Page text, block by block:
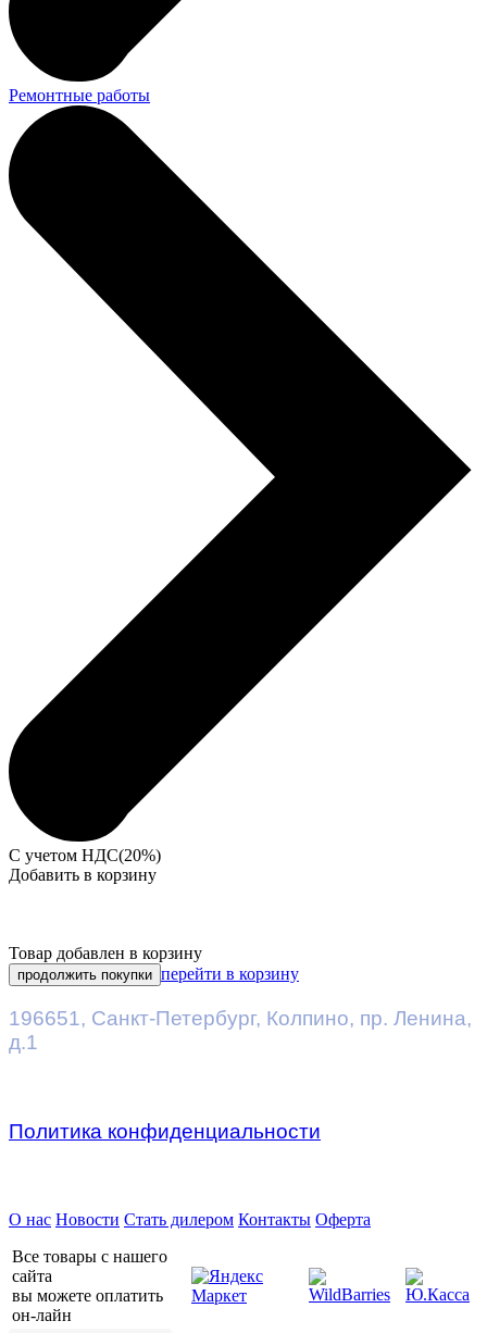
Ремонтные работы
С учетом НДС(20%)
Добавить в корзину
Товар добавлен в корзину
продолжить покупки перейти в корзину
196651, Санкт-Петербург, Колпино, пр. Ленина,
д.1
Политика конфиденциальности
О нас Новости Стать дилером Контакты Оферта
Все товары с нашего
сайта
вы можете оплатить
он-лайн